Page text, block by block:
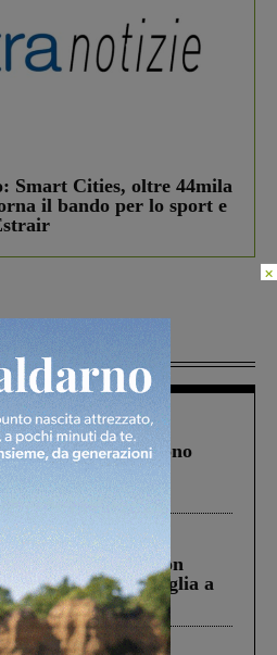
Smart Cities, oltre 44mila
il bando per lo sport e
in A1 in cui morirono
Lo schianto, il
fra tir....
di Castiglion
aveva ucciso la figlia a
×